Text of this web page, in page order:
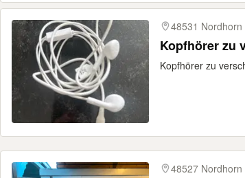
48531 Nordhorn
Kopfhörer zu
Kopfhörer zu
48527 Nordhorn